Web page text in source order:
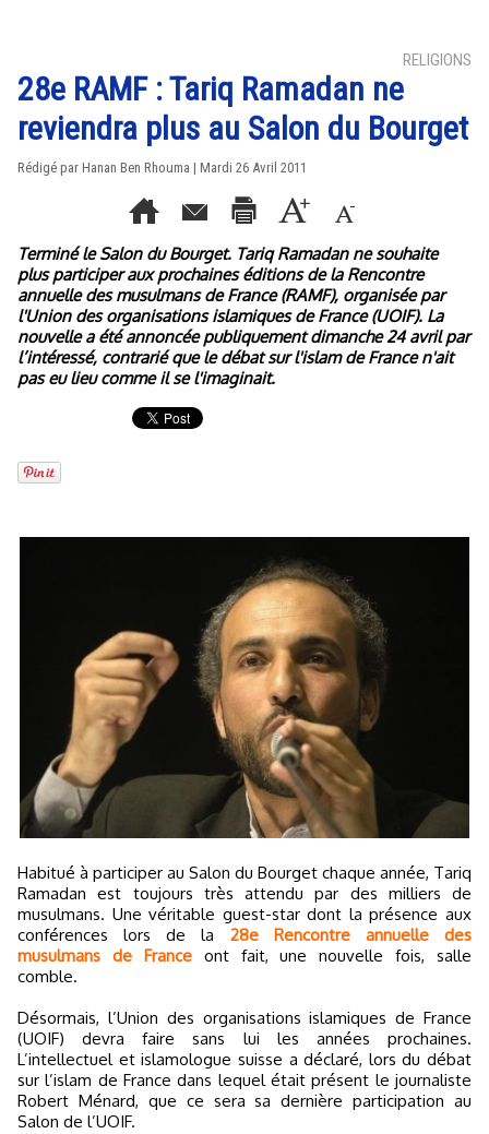
RELIGIONS
28e RAMF : Tariq Ramadan ne
reviendra plus au Salon du Bourget
Rédigé par Hanan Ben Rhouma | Mardi 26 Avril 2011
Terminé le Salon du Bourget. Tariq Ramadan ne souhaite
plus participer aux prochaines éditions de la Rencontre
annuelle des musulmans de France (RAMF), organisée par
l'Union des organisations islamiques de France (UOIF). La
nouvelle a été annoncée publiquement dimanche 24 avril par
l’intéressé, contrarié que le débat sur l'islam de France n'ait
pas eu lieu comme il se l'imaginait.
Habitué à participer au Salon du Bourget chaque année, Tariq
Ramadan est toujours très attendu par des milliers de
musulmans. Une véritable guest-star dont la présence aux
conférences lors de la 28e Rencontre annuelle des
musulmans de Franceont fait, une nouvelle fois, salle
comble.
Désormais, l’Union des organisations islamiques de France
(UOIF) devra faire sans lui les années prochaines.
L’intellectuel et islamologue suisse a déclaré, lors du débat
sur l’islam de France dans lequel était présent le journaliste
Robert Ménard, que ce sera sa dernière participation au
Salon de l’UOIF.